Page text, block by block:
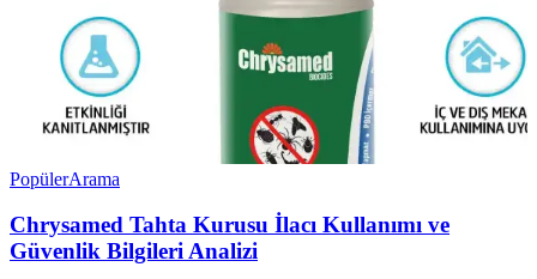
PopülerArama
Chrysamed Tahta Kurusu İlacı Kullanımı ve
Güvenlik Bilgileri Analizi